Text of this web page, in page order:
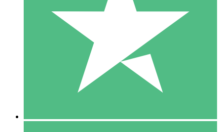
Betaal per gebruik met downloadtegoeden. Geen maandelijkse
1000